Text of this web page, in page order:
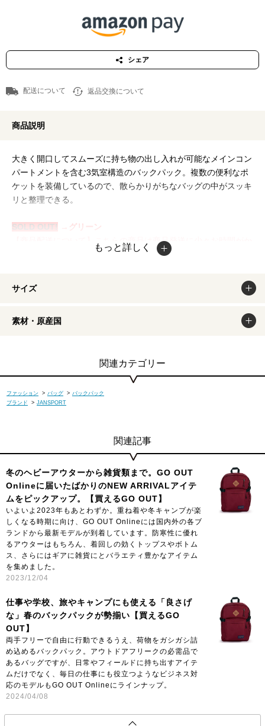
シェア
配送について 返品交換について
商品説明
大きく開口してスムーズに持ち物の出し入れが可能なメインコン
パートメントを含む3気室構造のバックパック。複数の便利なポ
ケットを装備しているので、散らかりがちなバッグの中がスッキ
リと整理できる。
SOLD OUT!
→グリーン
【商品配送について】こちらの商品は商品発送に少々お時間がか
かる場合がございます。同時にご購入いただいている商品も同様
なおコンビニ決済で購入された場合はご入金確認後、最大7営業
日以内となります。掲載商品は出来るだけ現物と同じになるよう
カラーは、PCディスプレイの性質上、実際の色と異なって見え
もっと詳しく
サイズ
素材・原産国
関連カテゴリー
ファッション > バッグ > バックパック
ブランド
> JANSPORT
関連記事
冬のヘビーアウターから雑貨類まで。GO OUT
Onlineに届いたばかりのNEW ARRIVALアイテ
ムをピックアップ。【買えるGO OUT】
いよいよ2023年もあとわずか。重ね着や冬キャンプが楽
しくなる時期に向け、GO OUT Onlineには国内外の各ブ
ランドから最新モデルが到着しています。防寒性に優れ
るアウターはもちろん、着回しの効くトップスやボトム
ス、さらにはギアに雑貨にとバラエティ豊かなアイテム
を集めました。
2023/12/04
仕事や学校、旅やキャンプにも使える「良さげ
な」春のバックパックが勢揃い【買えるGO
OUT】
両手フリーで自由に行動できるうえ、荷物をガシガシ詰
め込めるバックパック。アウトドアフリークの必需品で
あるバッグですが、日常やフィールドに持ち出すアイテ
ムだけでなく、毎日の仕事にも役立つようなビジネス対
応のモデルもGO OUT Onlineにラインナップ。
2024/04/08